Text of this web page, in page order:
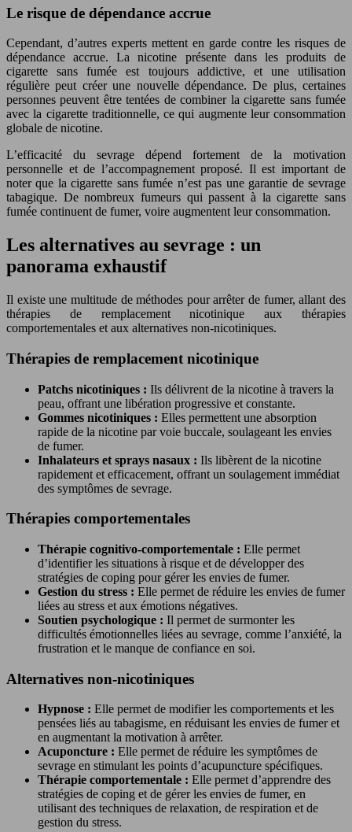
Le risque de dépendance accrue
Cependant, d’autres experts mettent en garde contre les risques de
dépendance accrue. La nicotine présente dans les produits de
cigarette sans fumée est toujours addictive, et une utilisation
régulière peut créer une nouvelle dépendance. De plus, certaines
personnes peuvent être tentées de combiner la cigarette sans fumée
avec la cigarette traditionnelle, ce qui augmente leur consommation
globale de nicotine.
L’efficacité du sevrage dépend fortement de la motivation
personnelle et de l’accompagnement proposé. Il est important de
noter que la cigarette sans fumée n’est pas une garantie de sevrage
tabagique. De nombreux fumeurs qui passent à la cigarette sans
fumée continuent de fumer, voire augmentent leur consommation.
Les alternatives au sevrage : un
panorama exhaustif
Il existe une multitude de méthodes pour arrêter de fumer, allant des
thérapies de remplacement nicotinique aux thérapies
comportementales et aux alternatives non-nicotiniques.
Thérapies de remplacement nicotinique
Patchs nicotiniques : Ils délivrent de la nicotine à travers la
peau, offrant une libération progressive et constante.
Gommes nicotiniques : Elles permettent une absorption
rapide de la nicotine par voie buccale, soulageant les envies
de fumer.
Inhalateurs et sprays nasaux : Ils libèrent de la nicotine
rapidement et efficacement, offrant un soulagement immédiat
des symptômes de sevrage.
Thérapies comportementales
Thérapie cognitivo-comportementale : Elle permet
d’identifier les situations à risque et de développer des
stratégies de coping pour gérer les envies de fumer.
Gestion du stress : Elle permet de réduire les envies de fumer
liées au stress et aux émotions négatives.
Soutien psychologique : Il permet de surmonter les
difficultés émotionnelles liées au sevrage, comme l’anxiété, la
frustration et le manque de confiance en soi.
Alternatives non-nicotiniques
Hypnose : Elle permet de modifier les comportements et les
pensées liés au tabagisme, en réduisant les envies de fumer et
en augmentant la motivation à arrêter.
Acuponcture : Elle permet de réduire les symptômes de
sevrage en stimulant les points d’acupuncture spécifiques.
Thérapie comportementale : Elle permet d’apprendre des
stratégies de coping et de gérer les envies de fumer, en
utilisant des techniques de relaxation, de respiration et de
gestion du stress.